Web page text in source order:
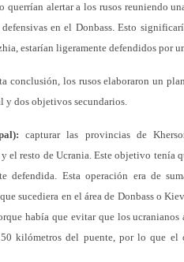
querrían alertar a los rusos reuniendo
en el Donbass. Esto
estarían ligeramente defendidos por
conclusión, los rusos elaboraron un
dos objetivos secundarios.
capturar las provincias de
el resto de Ucrania. Este objetivo tenía
defendida. Esta operación era de
sucediera en el área de Donbass o
había que evitar que los
kilómetros del puente, por lo que el